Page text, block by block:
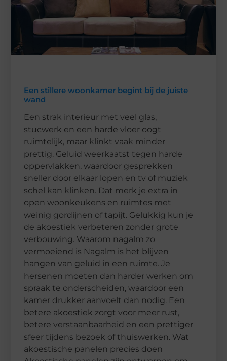
Een stillere woonkamer begint bij de juiste
wand
Een strak interieur met veel glas,
stucwerk en een harde vloer oogt
ruimtelijk, maar klinkt vaak minder
prettig. Geluid weerkaatst tegen harde
oppervlakken, waardoor gesprekken
sneller door elkaar lopen en tv of muziek
schel kan klinken. Dat merk je extra in
open woonkeukens en ruimtes met
weinig gordijnen of tapijt. Gelukkig kun je
de akoestiek verbeteren zonder grote
verbouwing. Waarom nagalm zo
vermoeiend is Nagalm is het blijven
hangen van geluid in een ruimte. Je
hersenen moeten dan harder werken om
spraak te onderscheiden, waardoor een
kamer drukker aanvoelt dan nodig. Een
betere akoestiek zorgt voor meer rust,
betere verstaanbaarheid en een prettiger
sfeer tijdens bezoek of thuiswerken. Wat
akoestische panelen precies doen